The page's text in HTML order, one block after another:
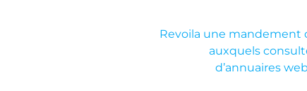
Revoila une mandement
auxquels
d’annuaires